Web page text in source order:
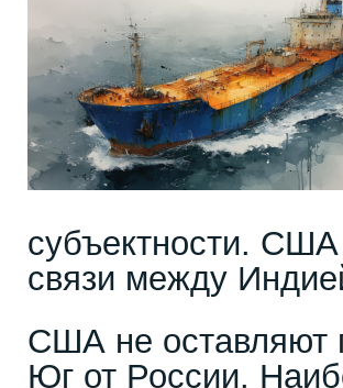
субъектности.
связи между
США не оставляют
Юг от России.